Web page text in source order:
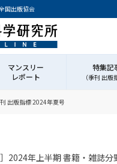
国出版協会
マンスリー
レポート
特集記
（季刊 出版
出版指標 2024年夏号
］2024年上半期 書籍・雑誌